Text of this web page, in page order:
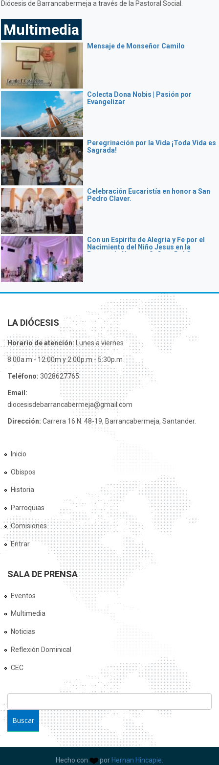
Diócesis de Barrancabermeja a través de la Pastoral Social.
Multimedia
Mensaje de Monseñor Camilo
Colecta Dona Nobis | Pasión por
Evangelizar
Peregrinación por la Vida ¡Toda Vida es
Sagrada!
Celebración Eucaristía en honor a San
Pedro Claver.
Con un Espiritu de Alegria y Fe por el
Nacimiento del Niño Jesus en la
Parroquia Nuestra Señora Del Carmen
LA DIÓCESIS
Horario de atención:Lunes a viernes
8:00a.m - 12:00m y 2:00p.m - 5:30p.m
Teléfono: 3028627765
Email:
diocesisdebarrancabermeja@gmail.com
Dirección: Carrera 16 N. 48-19, Barrancabermeja, Santander.
Inicio
Obispos
Historia
Parroquias
Comisiones
Entrar
SALA DE PRENSA
Eventos
Multimedia
Noticias
Reflexión Dominical
CEC
FORMULARIO DE BÚSQUEDA
Hecho con por Hernan Hincapie.